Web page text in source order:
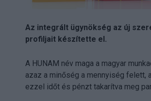
Az integrált ügynökség az új
profiljait készítette el.
A HUNAM név maga a magyar
azaz a minőség a mennyiség felett,
ezzel időt és pénzt takarítva meg